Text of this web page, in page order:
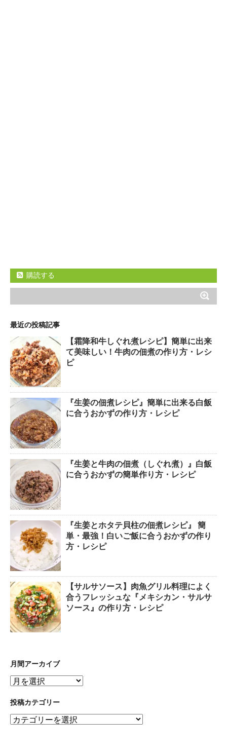
購読する
最近の投稿記事
【霜降和牛しぐれ煮レシピ】簡単に出来
て美味しい！牛肉の佃煮の作り方・レシ
ピ
『生姜の佃煮レシピ』簡単に出来る白飯
に合うおかずの作り方・レシピ
『生姜と牛肉の佃煮（しぐれ煮）』白飯
に合うおかずの簡単作り方・レシピ
『生姜とホタテ貝柱の佃煮レシピ』 簡
単・最強！白いご飯に合うおかずの作り
方・レシピ
【サルサソース】肉魚グリル料理によく
合うフレッシュな『メキシカン・サルサ
ソース』の作り方・レシピ
月間アーカイブ
月
ア
カ
投稿カテゴリー
投